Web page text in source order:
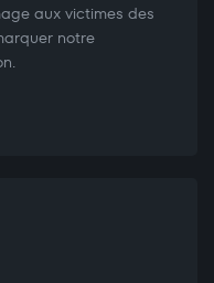
aux victimes des
notre